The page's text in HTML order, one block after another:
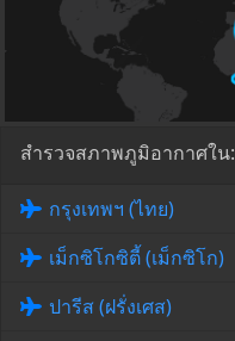
สำรวจสภาพภูมิอากาศใน:
กรุงเทพฯ (ไทย)
เม็กซิโกซิตี้ (เม็กซิโก)
ปารีส (ฝรั่งเศส)